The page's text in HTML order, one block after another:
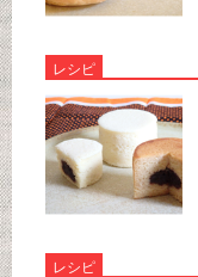
レシピ
レシピ